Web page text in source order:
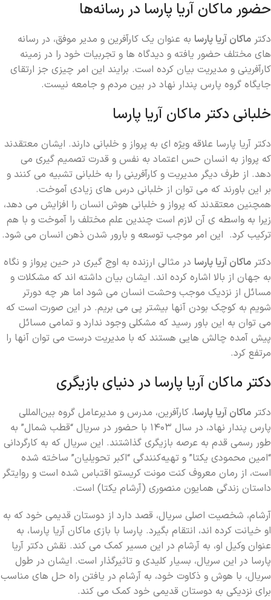
حضور ماکان آریا پارسا در رسانه‌ها
دکتر ماکان آریا پارسا به عنوان یک کارآفرین و مدیر موفق، در رسانه‌
های مختلف حضور یافته و دیدگاه‌ ها و تجربیات خود را در زمینه
کارآفرینی و مدیریت بیان کرده است. برایند این امر چیزی جز ارتقای
جایگاه گروه پارس پندار نهاد در بین مردم و جامعه نیست.
خلبانی دکتر ماکان آریا پارسا
دکتر آریا پارسا علاقه ویژه ای به پرواز و خلبانی دارند. ایشان معتقدند
که پرواز به انسان حس اعتماد به نفس و قدرت تصمیم گیری می
دهد. از طرف دیگر مدیریت و کارآفرینی را به خلبانی تشبیه می کنند و
بر این باورند که می توان از خلبانی درس های زیادی آموخت.
همچنین معتقدند که پرواز و خلبانی هوش انسان را افزایش می دهد،
زیرا به واسطه ی آن لازم است چندین علم مختلف را آموخت و با هم
ترکیب کرد. این امر موجب توسعه و بارور شدن ذهن انسان می شود.
دکتر ماکان آریا پارسا در مثالی ارزنده به اوج گیری در حین پرواز و نگاه
به جهان از بالا اشاره کرده اند. ایشان بیان داشته اند که مشکلات و
مسائل از نزدیک موجب وحشت انسان می شود اما هر چه دورتر
شویم به کوچک بودن آنها بیشتر پی می بریم. در این صورت است که
می توان به این باور رسید که مشکلی وجود ندارد و تمامی مسائل
پیش آمده چالش هایی هستند که با مدیریت درست می توان آنها را
مرتفع کرد.
دکتر ماکان آریا پارسا در دنیای بازیگری
دکتر ماکان آریا پارسا، کارآفرین، مدرس و مدیرعامل گروه بین‌المللی
پارس پندار نهاد، در سال ۱۴۰۳ با حضور در سریال “قطب شمال” به
طور رسمی قدم به عرصه بازیگری گذاشتند. این سریال که به کارگردانی
“امین محمودی یکتا” و تهیه‌کنندگی “اکبر تحویلیان” ساخته شده
است، از رمان معروف کنت مونت کریستو اقتباس شده است و روایتگر
داستان زندگی همایون منصوری (آرشام یکتا) است.
آرشام، شخصیت اصلی سریال، قصد دارد از دوستان قدیمی خود که به
او خیانت کرده اند، انتقام بگیرد. پارسا با بازی ماکان آریا پارسا، به
عنوان وکیل او، به آرشام در این مسیر کمک می کند. نقش دکتر آریا
پارسا در این سریال، بسیار کلیدی و تاثیرگذار است. ایشان در طول
سریال، با هوش و ذکاوت خود، به آرشام در یافتن راه‌ حل ‌های مناسب
برای نزدیکی به دوستان قدیمی خود کمک می کند.